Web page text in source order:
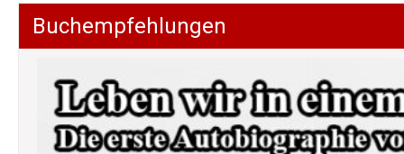
Buchempfehlungen